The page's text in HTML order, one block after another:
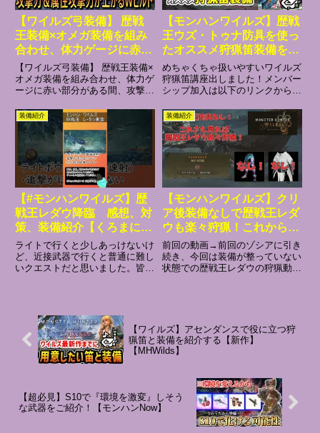
【ワイルズ弓装備】 歴戦
王装備×オメガ装備を組み
合わせ、体力ゲージに赤い
部分がある間、攻撃力と属
性攻撃力が上がるWビルド
を紹介【モンハンワイル
ズ/MHWilds】
【ワイルズ弓装備】 歴戦王装備×
オメガ装備を組み合わせ、体力ゲ
ージに赤い部分がある間、攻撃力
紹介【モンハンワイル
ズ/MHWilds】歴戦王装備とオメ
ガ装備を組み合わせた、名実共に
最強でカッコいい弓装備を紹介。
🔽...
【モンハンワイルズ】歴戦
王ウズ・トゥナ防具を使っ
たオススメ狩猟笛装備を紹
介
めちゃくちゃ扱いやすいワイルズ
狩猟笛講座出しました！メンバー
シップ加入は以下のリンクから
報中心)：VOICEROID実況・解
説：Twitter(現X)：Discordサーバ
ー：#モンハンワイルズ ...
装備紹介
【#モンハンワイルズ】歴
戦王レダウ降臨 感想、対
策、装備紹介【くろまに
あ】#shorts #ワイルズ
#モンハン
ライトで行くと少しあっけないけ
ど、近接武器で行くと普通に難し
いクエストだと思いました。皆さ
す。黒マニアではなく、黒守にあ
です。...
装備紹介
【モンハンワイルズ】クリ
ア後装備なしで歴戦王レダ
ウも楽々狩猟！これからワ
イルズを始める方必見！
【歴戦王レダウ】
前回の動画→前回のゾシアに引き
続き、今回は装備が整っていない
状態での歴戦王レダウの狩猟動画
す。動画投稿・編集に慣れてい
な...
【ワイルズ】アセンダンスで役に立つ狩
猟笛と装備を紹介する【新作】
【MHWilds】
【超必見】S10で『環境を激変』しそう
な武器をご紹介！【モンハンNow】